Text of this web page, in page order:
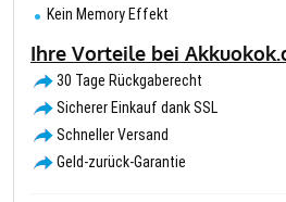
Kein Memory Effekt
Ihre Vorteile bei
30 Tage Rückgaberecht
Sicherer Einkauf dank SSL
Schneller Versand
Geld-zurück-Garantie